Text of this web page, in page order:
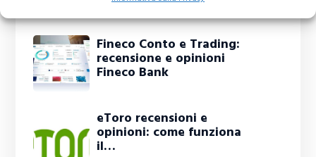
Fineco Conto e Trading:
recensione e opinioni
Fineco Bank
eToro recensioni e
opinioni: come funziona
il…